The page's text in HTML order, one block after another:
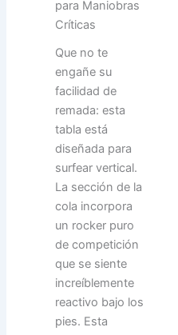
para Maniobras
Críticas
Que no te
engañe su
facilidad de
remada: esta
tabla está
diseñada para
surfear vertical.
La sección de la
cola incorpora
un rocker puro
de competición
que se siente
increíblemente
reactivo bajo los
pies. Esta